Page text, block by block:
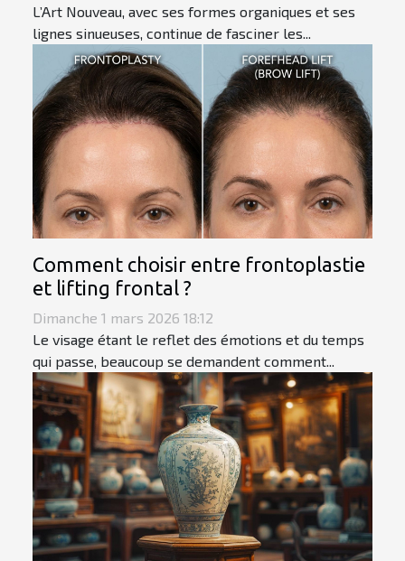
L’Art Nouveau, avec ses formes organiques et ses
lignes sinueuses, continue de fasciner les...
Comment choisir entre frontoplastie
et lifting frontal ?
Dimanche 1 mars 2026 18:12
Le visage étant le reflet des émotions et du temps
qui passe, beaucoup se demandent comment...